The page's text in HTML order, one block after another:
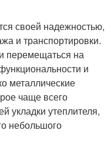
своей надежностью,
и транспортировки.
перемещаться на
и
металлические
чаще всего
укладки утеплителя,
небольшого